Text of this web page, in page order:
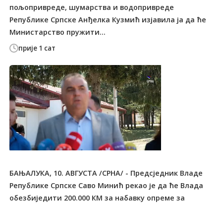
прије 1 сат
пољопривреде, шумарства и водопривреде
Републике Српске Анђелка Кузмић изјавила ја да ће
Министарство пружити...
БАЊАЛУКА, 10. АВГУСТА /СРНА/ - Предсједник Владе
Републике Српске Саво Минић рекао је да ће Влада
обезбиједити 200.000 КМ за набавку опреме за